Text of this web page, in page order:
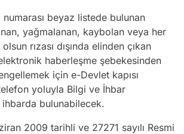
numarası beyaz listede bulunan
yağmalanan, kaybolan veya her
rızası dışında elinden çıkan
haberleşme şebekesinden
için e-Devlet kapısı
yoluyla Bilgi ve İhbar
ihbarda bulunabilecek.
2009 tarihli ve 27271 sayılı Resmi